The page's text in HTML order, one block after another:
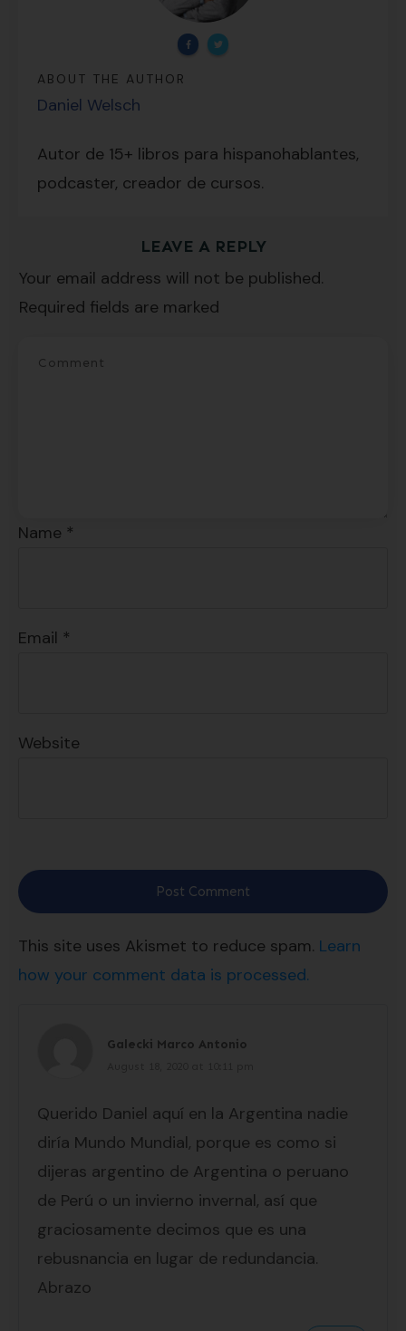
Lecciones por email...
¡GRATIS!
gratuitas por semana, además de la guía
"7 errores comunes al hablar inglés (y
cómo evitarlos)".
ABOUT THE AUTHOR
Daniel Welsch
Autor de 15+ libros para hispanohablantes,
podcaster, creador de cursos.
LEAVE A REPLY
Your email address will not be published.
Required fields are marked
Name *
Email *
Website
Post Comment
This site uses Akismet to reduce spam. Learn
how your comment data is processed.
Galecki Marco Antonio
Querido Daniel aquí en la Argentina nadie
diría Mundo Mundial, porque es como si
dijeras argentino de Argentina o peruano
de Perú o un invierno invernal, así que
graciosamente decimos que es una
rebusnancia en lugar de redundancia.
Abrazo